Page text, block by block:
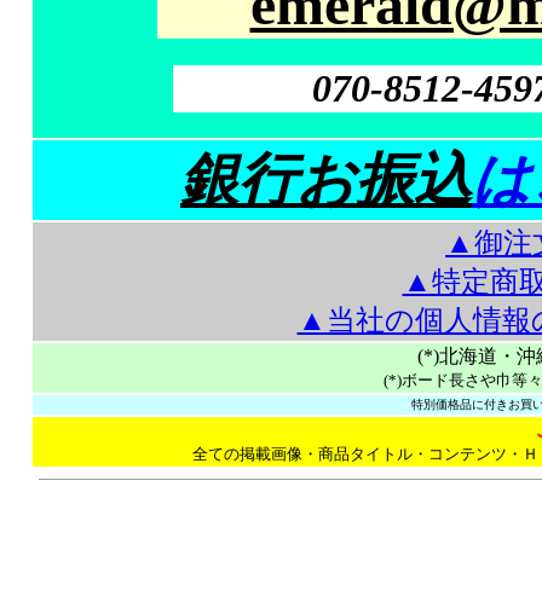
070-8512-
銀行お振込
▲御注
▲特定商
▲当社の個人情報
(*)北海道・沖
(*)ボード長さや巾等
特別価格品に付きお買
全ての掲載画像・商品タイトル・コンテンツ・